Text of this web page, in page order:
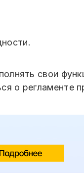
свои
о регламенте